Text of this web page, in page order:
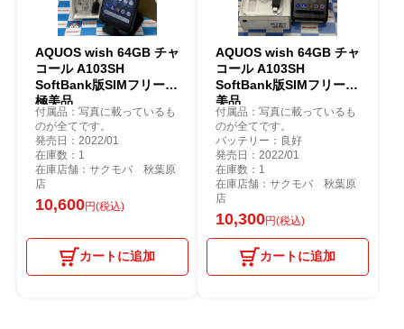
AQUOS wish 64GB チャ
コール A103SH
SoftBank版SIMフリー
極美品
付属品：写真に載っているも
のが全てです。
発売日：2022/01
在庫数：1
在庫店舗：サクモバ 秋葉原
店
10,600円(税込)
カートに追加
AQUOS wish 64GB チャ
コール A103SH
SoftBank版SIMフリー極
美品
付属品：写真に載っているも
のが全てです。
バッテリー：良好
発売日：2022/01
在庫数：1
在庫店舗：サクモバ 秋葉原
店
10,300円(税込)
カートに追加